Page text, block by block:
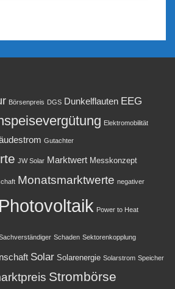
Börsenpreis DGS Dunkelflauten EEG
Elektromobilität
Gutachter
JW Solar Marktwert Messkonzept
Monatsmarktwerte negativer
Photovoltaik Power to Heat
Schaden Sektorenkopplung
Solar Solarenergie Solarstrom Speicher
Strombörse